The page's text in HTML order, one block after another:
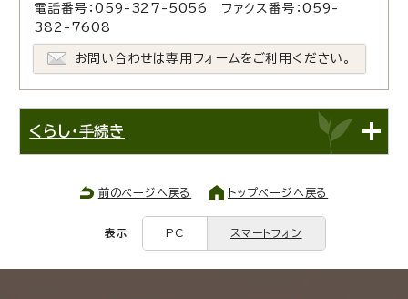
電話番号：059-327-5056 ファクス番号：059-
382-7608
お問い合わせは専用フォームをご利用ください。
くらし・手続き
前のページへ戻る トップページへ戻る
表示 PC スマートフォン